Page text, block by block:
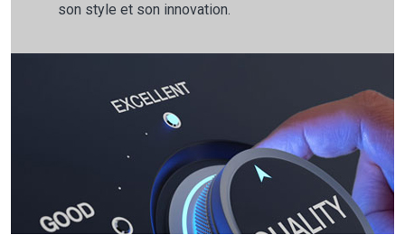
son style et son innovation.